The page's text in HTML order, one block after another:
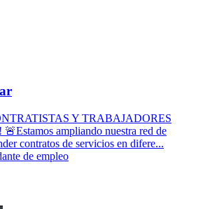
Y TRABAJADORES
ampliando nuestra red de
contratos de servicios en difere...
de empleo